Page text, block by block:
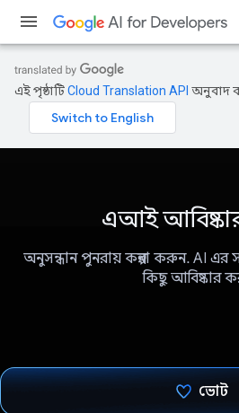
এই পৃষ্ঠাটিCloud Translation API অনুবাদ
এআই
অনুসন্ধান পুনরায় কল্পনা করুন. AI
কিছু আবিষ্কার
ভোট